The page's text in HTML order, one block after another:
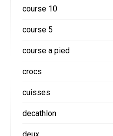
course 10
course 5
course a pied
crocs
cuisses
decathlon